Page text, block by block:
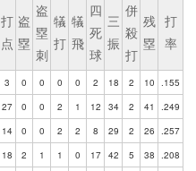
打
点
盗
塁
盗
塁
刺
犠
打
犠
飛
四
死
球
三
振
併
殺
打
残
塁
打
率
3 0 0 0 0 2 18 2 10 .155
27 0 0 2 1 12 34 2 41
.249
14 0 0 2 2 8 29 2 26 .257
18 2 1 1 0 17 42 5 38 .208